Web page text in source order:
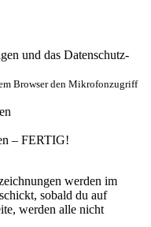
und das Datenschutz-
Browser den Mikrofonzugriff
– FERTIG!
werden im
sobald du auf
werden alle nicht